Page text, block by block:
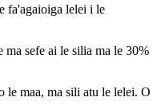
fa'agaioiga lelei i le
sefe ai le silia ma le 30%
maa, ma sili atu le lelei. O